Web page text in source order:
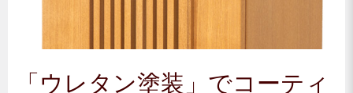
「ウレタン塗装」でコーティ